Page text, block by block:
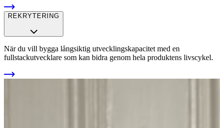
REKRYTERING
När du vill bygga långsiktig utvecklingskapacitet med en
fullstackutvecklare som kan bidra genom hela produktens livscykel.